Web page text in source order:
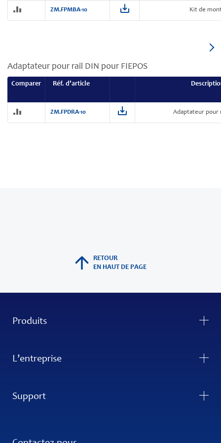
ZM.FPMBA-10 Kit de
Adaptateur pour rail DIN pour FIEPOS
Comparer Réf. d’article
ZM.FPDRA-10 Adaptateur pour
RETOUR
EN HAUT DE PAGE
Produits
L’entreprise
Support